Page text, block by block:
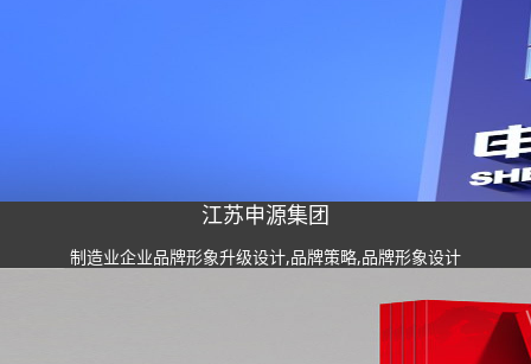
江苏申源集团
制造业企业品牌形象升级设计,品牌策略,品牌形象设计